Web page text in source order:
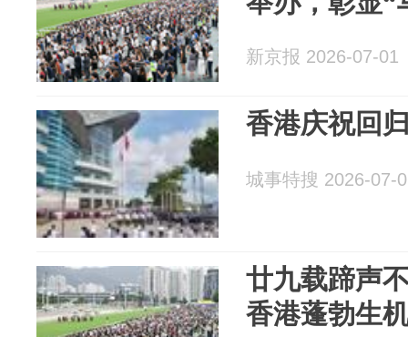
新京报 2026-07-01
香港庆祝回
城事特搜 2026-07-
廿九载蹄声
香港蓬勃生